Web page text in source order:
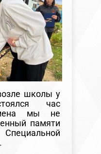
школы у
час
мы не
памяти